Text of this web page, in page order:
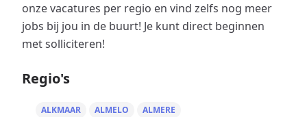
onze vacatures per regio en vind zelfs nog meer
jobs bij jou in de buurt! Je kunt direct beginnen
met solliciteren!
Regio's
ALKMAAR ALMELO
ALMERE